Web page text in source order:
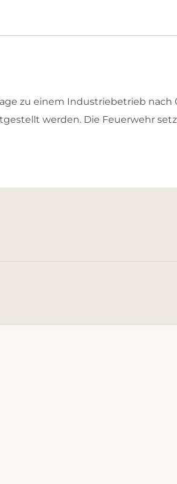
zu einem Industriebetrieb nach
werden. Die Feuerwehr